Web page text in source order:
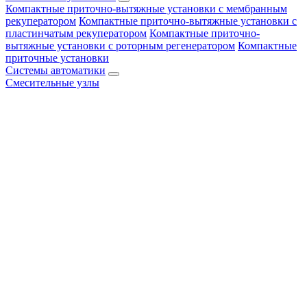
Компактные приточно-вытяжные установки с мембранным
рекуператором Компактные приточно-вытяжные установки с
пластинчатым рекуператором Компактные приточно-
вытяжные установки с роторным регенератором Компактные
приточные установки
Системы автоматики
Смесительные узлы